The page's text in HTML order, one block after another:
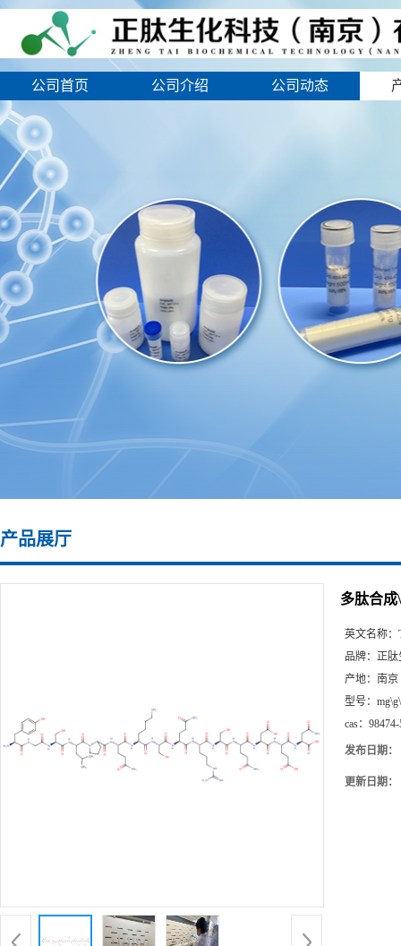
公司首页 公司介绍 公司动态
产品展厅
多肽合成
英文名称：
品牌： 正肽
产地： 南京
型号：
cas：
发布日期：
更新日期：